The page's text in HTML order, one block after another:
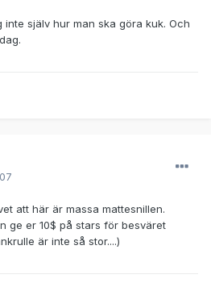
själv hur man ska göra kuk. Och
att här är massa mattesnillen.
ge er 10$ på stars för besväret
är inte så stor....)